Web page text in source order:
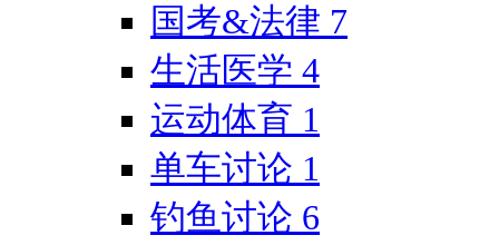
国考&法律 7
生活医学 4
运动体育 1
单车讨论 1
钓鱼讨论 6